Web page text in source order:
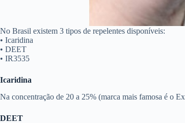
No Brasil existem 3 tipos de repelentes disponíveis:
• Icaridina
• DEET
• IR3535
Icaridina
Na concentração de 20 a 25% (marca mais famosa é o
DEET